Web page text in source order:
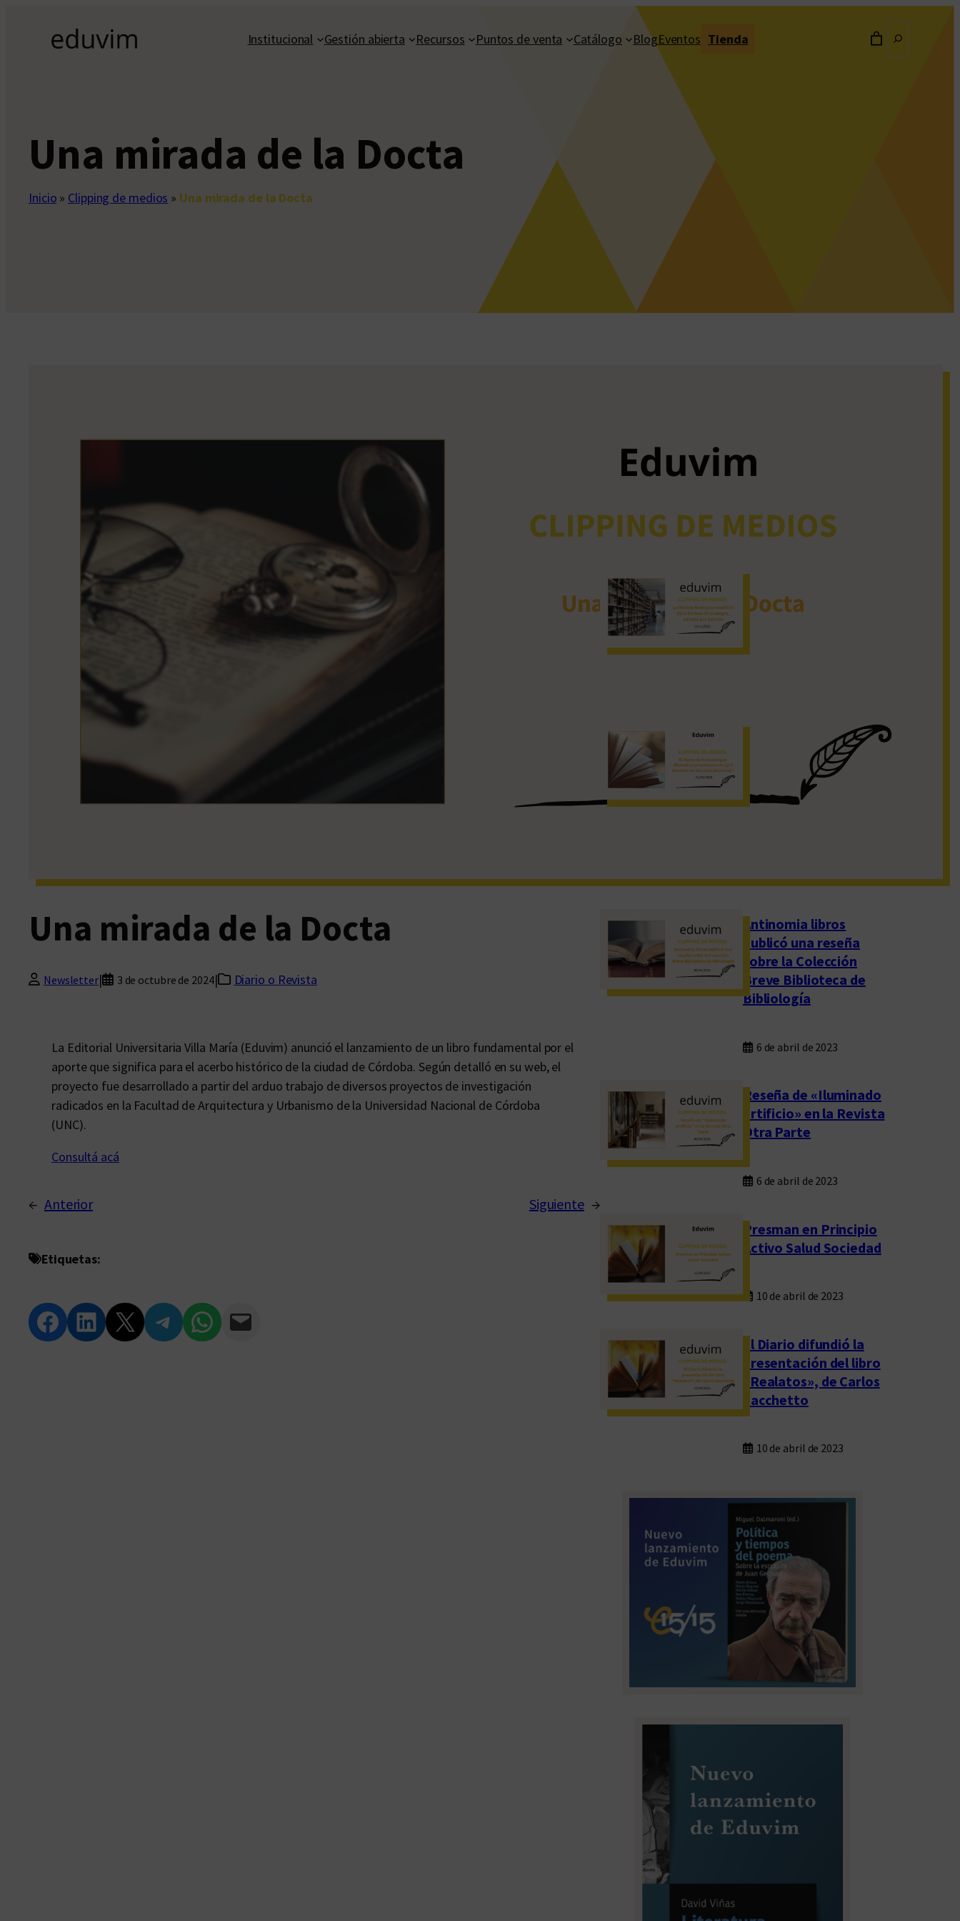
contenido
Institucional Gestión abierta Recursos Puntos de venta Catálogo BlogEventos Tienda
Una mirada de la Docta
Inicio » Clipping de medios » Una mirada de la Docta
Una mirada de la Docta
Newsletter| 3 de octubre de 2024| Diario o Revista
La Editorial Universitaria Villa María (Eduvim) anunció el lanzamiento de un libro fundamental por el
aporte que significa para el acerbo histórico de la ciudad de Córdoba. Según detalló en su web, el
proyecto fue desarrollado a partir del arduo trabajo de diversos proyectos de investigación
radicados en la Facultad de Arquitectura y Urbanismo de la Universidad Nacional de Córdoba
(UNC).
Consultá acá
← Anterior Siguiente →
Etiquetas:
Compartir en Facebook Compartir en LinkedIn Compartir en Twitter Compartir en Telegram Compartir en WhatsApp Compartir vía Email
Antiguos clipping de
medios
reseñó el libro Derivas
Antropologías
presentación de
«¿Qué hacemos con
1 de abril de 2023
Antinomia libros
publicó una reseña
sobre la Colección
Breve Biblioteca de
Bibliología
6 de abril de 2023
Reseña de «Iluminado
artificio» en la Revista
Otra Parte
6 de abril de 2023
Presman en Principio
Activo Salud Sociedad
10 de abril de 2023
El Diario difundió la
presentación del libro
«Realatos», de Carlos
Sacchetto
10 de abril de 2023